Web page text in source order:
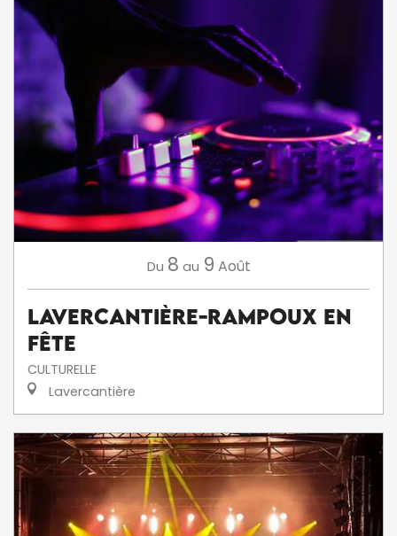
Du 8 au 9 Août
Lavercantière-Rampoux en
fête
CULTURELLE
Lavercantière